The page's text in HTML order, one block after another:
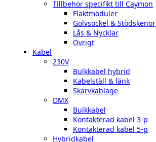
Tillbehör specifikt till Caymon
Fläktmoduler
Golvsockel & Stödskenor
Lås & Nycklar
Övrigt
Kabel
230V
Bulkkabel hybrid
Kabelställ & länk
Skarvkablage
DMX
Bulkkabel
Kontakterad kabel 3-p
Kontakterad kabel 5-p
Hybridkabel